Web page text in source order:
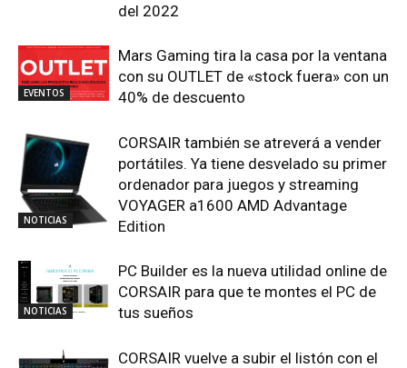
del 2022
EVENTOS
Mars Gaming tira la casa por la ventana
con su OUTLET de «stock fuera» con un
40% de descuento
NOTICIAS
CORSAIR también se atreverá a vender
portátiles. Ya tiene desvelado su primer
ordenador para juegos y streaming
VOYAGER a1600 AMD Advantage
Edition
NOTICIAS
PC Builder es la nueva utilidad online de
CORSAIR para que te montes el PC de
tus sueños
CORSAIR vuelve a subir el listón con el